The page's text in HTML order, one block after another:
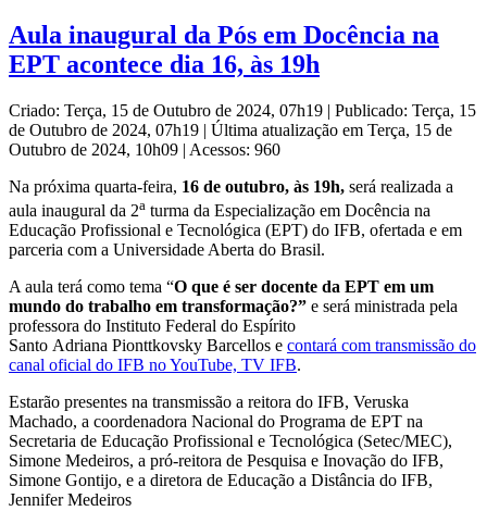
Aula inaugural da Pós em Docência na
EPT acontece dia 16, às 19h
Criado: Terça, 15 de Outubro de 2024, 07h19 | Publicado: Terça, 15
de Outubro de 2024, 07h19 | Última atualização em Terça, 15 de
Outubro de 2024, 10h09 | Acessos: 960
Na próxima quarta-feira, 16 de outubro, às 19h, será realizada a
aula inaugural da 2a turma da Especialização em Docência na
Educação Profissional e Tecnológica (EPT) do IFB, ofertada e em
parceria com a Universidade Aberta do Brasil.
A aula terá como tema “O que é ser docente da EPT em um
mundo do trabalho em transformação?” e será ministrada pela
professora do Instituto Federal do Espírito
Santo Adriana Pionttkovsky Barcellos e contará com transmissão do
canal oficial do IFB no YouTube, TV IFB.
Estarão presentes na transmissão a reitora do IFB, Veruska
Machado, a coordenadora Nacional do Programa de EPT na
Secretaria de Educação Profissional e Tecnológica (Setec/MEC),
Simone Medeiros, a pró-reitora de Pesquisa e Inovação do IFB,
Simone Gontijo, e a diretora de Educação a Distância do IFB,
Jennifer Medeiros